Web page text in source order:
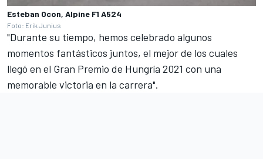
Esteban Ocon, Alpine F1 A524
Foto: Erik Junius
"Durante su tiempo, hemos celebrado algunos
momentos fantásticos juntos, el mejor de los cuales
llegó en el Gran Premio de Hungría 2021 con una
memorable victoria en la carrera".